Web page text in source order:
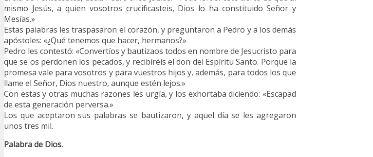
mismo Jesús, a quien vosotros crucificasteis, Dios lo ha constituido Señor y
Mesías.»
Estas palabras les traspasaron el corazón, y preguntaron a Pedro y a los demás
apóstoles: «¿Qué tenemos que hacer, hermanos?»
Pedro les contestó: «Convertíos y bautizaos todos en nombre de Jesucristo para
que se os perdonen los pecados, y recibiréis el don del Espíritu Santo. Porque la
promesa vale para vosotros y para vuestros hijos y, además, para todos los que
llame el Señor, Dios nuestro, aunque estén lejos.»
Con estas y otras muchas razones les urgía, y los exhortaba diciendo: «Escapad
de esta generación perversa.»
Los que aceptaron sus palabras se bautizaron, y aquel día se les agregaron
unos tres mil.
Palabra de Dios.